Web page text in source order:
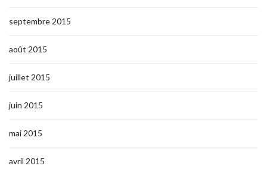
septembre 2015
août 2015
juillet 2015
juin 2015
mai 2015
avril 2015